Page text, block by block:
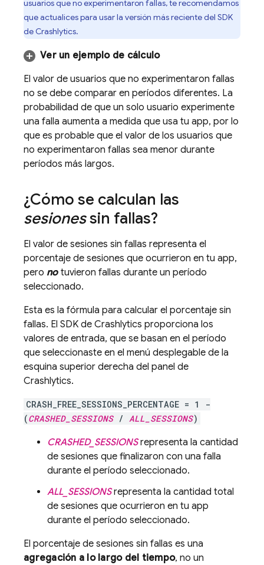
usuarios que no experimentaron fallas, te recomendamos
que actualices para usar la versión más reciente del SDK
de Crashlytics.
Ver un ejemplo de cálculo
El valor de usuarios que no experimentaron fallas
no se debe comparar en períodos diferentes. La
probabilidad de que un solo usuario experimente
una falla aumenta a medida que usa tu app, por lo
que es probable que el valor de los usuarios que
no experimentaron fallas sea menor durante
períodos más largos.
¿Cómo se calculan las
sesionessin fallas?
El valor de sesiones sin fallas representa el
porcentaje de sesiones que ocurrieron en tu app,
pero notuvieron fallas durante un período
seleccionado.
Esta es la fórmula para calcular el porcentaje sin
fallas. El SDK de Crashlytics proporciona los
valores de entrada, que se basan en el período
que seleccionaste en el menú desplegable de la
esquina superior derecha del panel de
Crashlytics.
CRASH_FREE_SESSIONS_PERCENTAGE = 1 -
(CRASHED_SESSIONS/ ALL_SESSIONS)
CRASHED_SESSIONSrepresenta la cantidad
de sesiones que finalizaron con una falla
durante el período seleccionado.
ALL_SESSIONSrepresenta la cantidad total
de sesiones que ocurrieron en tu app
durante el período seleccionado.
El porcentaje de sesiones sin fallas es una
agregación a lo largo del tiempo, no un